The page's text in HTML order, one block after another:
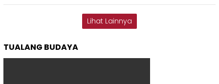
Lihat Lainnya
TUALANG BUDAYA